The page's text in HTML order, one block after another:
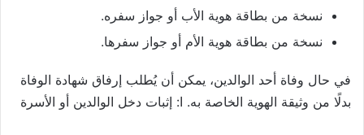
نسخة من بطاقة هوية الأب أو جواز سفره.
نسخة من بطاقة هوية الأم أو جواز سفرها.
في حال وفاة أحد الوالدين، يمكن أن يُطلب إرفاق شهادة الوفاة
بدلًا من وثيقة الهوية الخاصة به. ا: إثبات دخل الوالدين أو الأسرة